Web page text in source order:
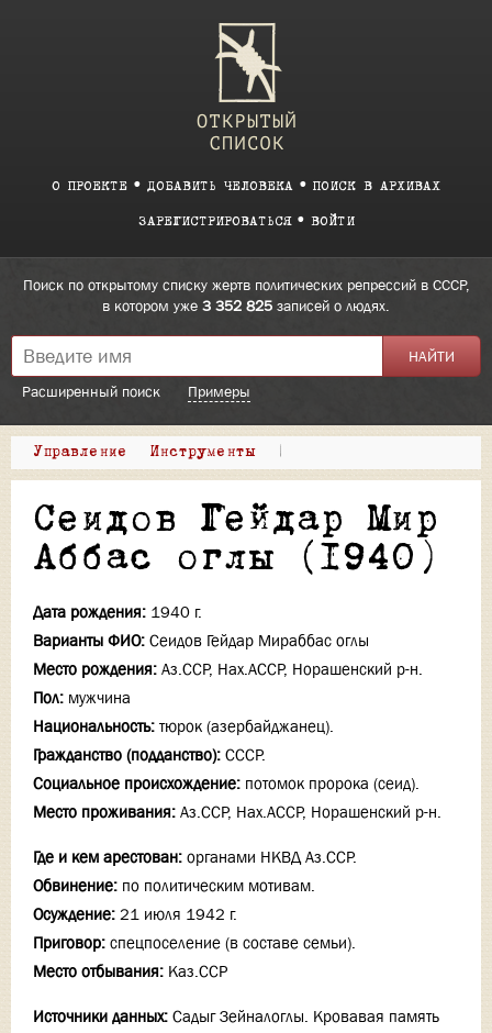
О ПРОЕКТЕ ДОБАВИТЬ ЧЕЛОВЕКА ПОИСК В АРХИВАХ
ЗАРЕГИСТРИРОВАТЬСЯ ВОЙТИ
Поиск по открытому списку жертв политических репрессий в СССР,
в котором уже 3 352 825 записей о людях.
Расширенный поиск Примеры
Управление Инструменты |
Сеидов Гейдар Мир
Аббас оглы (1940)
Дата рождения: 1940 г.
Варианты ФИО: Сеидов Гейдар Мираббас оглы
Место рождения: Аз.ССР, Нах.АССР, Норашенский р-н.
Пол: мужчина
Национальность: тюрок (азербайджанец).
Гражданство (подданство): СССР.
Социальное происхождение: потомок пророка (сеид).
Место проживания: Аз.ССР, Нах.АССР, Норашенский р-н.
Где и кем арестован: органами НКВД Аз.ССР.
Обвинение: по политическим мотивам.
Осуждение: 21 июля 1942 г.
Приговор: спецпоселение (в составе семьи).
Место отбывания: Каз.ССР
Источники данных: Садыг Зейналоглы. Кровавая память